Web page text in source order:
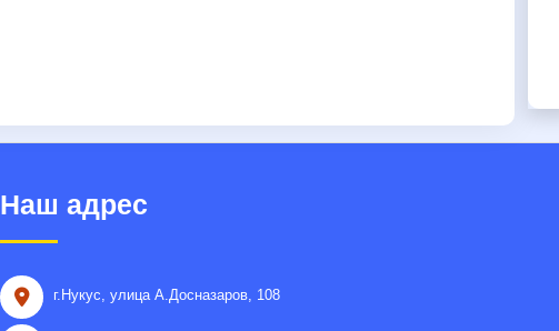
Наш адрес
г.Нукус, улица A.Досназаров, 108